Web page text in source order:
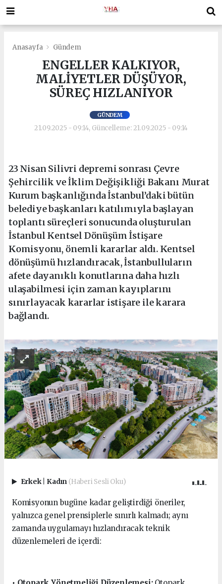
Anasayfa Gündem
ENGELLER KALKIYOR,
MALİYETLER DÜŞÜYOR,
SÜREÇ HIZLANIYOR
GÜNDEM
21.09.2025 - 09:14, Güncelleme: 21.09.2025 - 09:14
23 Nisan Silivri depremi sonrası Çevre
Şehircilik ve İklim Değişikliği Bakanı Murat
Kurum başkanlığında İstanbul’daki bütün
belediye başkanları katılımıyla başlayan
toplantı süreçleri sonucunda oluşturulan
İstanbul Kentsel Dönüşüm İstişare
Komisyonu, önemli kararlar aldı. Kentsel
dönüşümü hızlandıracak, İstanbulluların
afete dayanıklı konutlarına daha hızlı
ulaşabilmesi için zaman kayıplarını
sınırlayacak kararlar istişare ile karara
bağlandı.
Erkek Kadın (Haberi Sesli Oku)
Komisyonun bugüne kadar geliştirdiği öneriler,
yalnızca genel prensiplerle sınırlı kalmadı; aynı
zamanda uygulamayı hızlandıracak teknik
düzenlemeleri de içerdi: